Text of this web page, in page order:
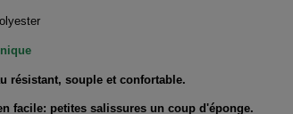
résistant, souple et confortable.
facile: petites salissures un coup d'éponge.